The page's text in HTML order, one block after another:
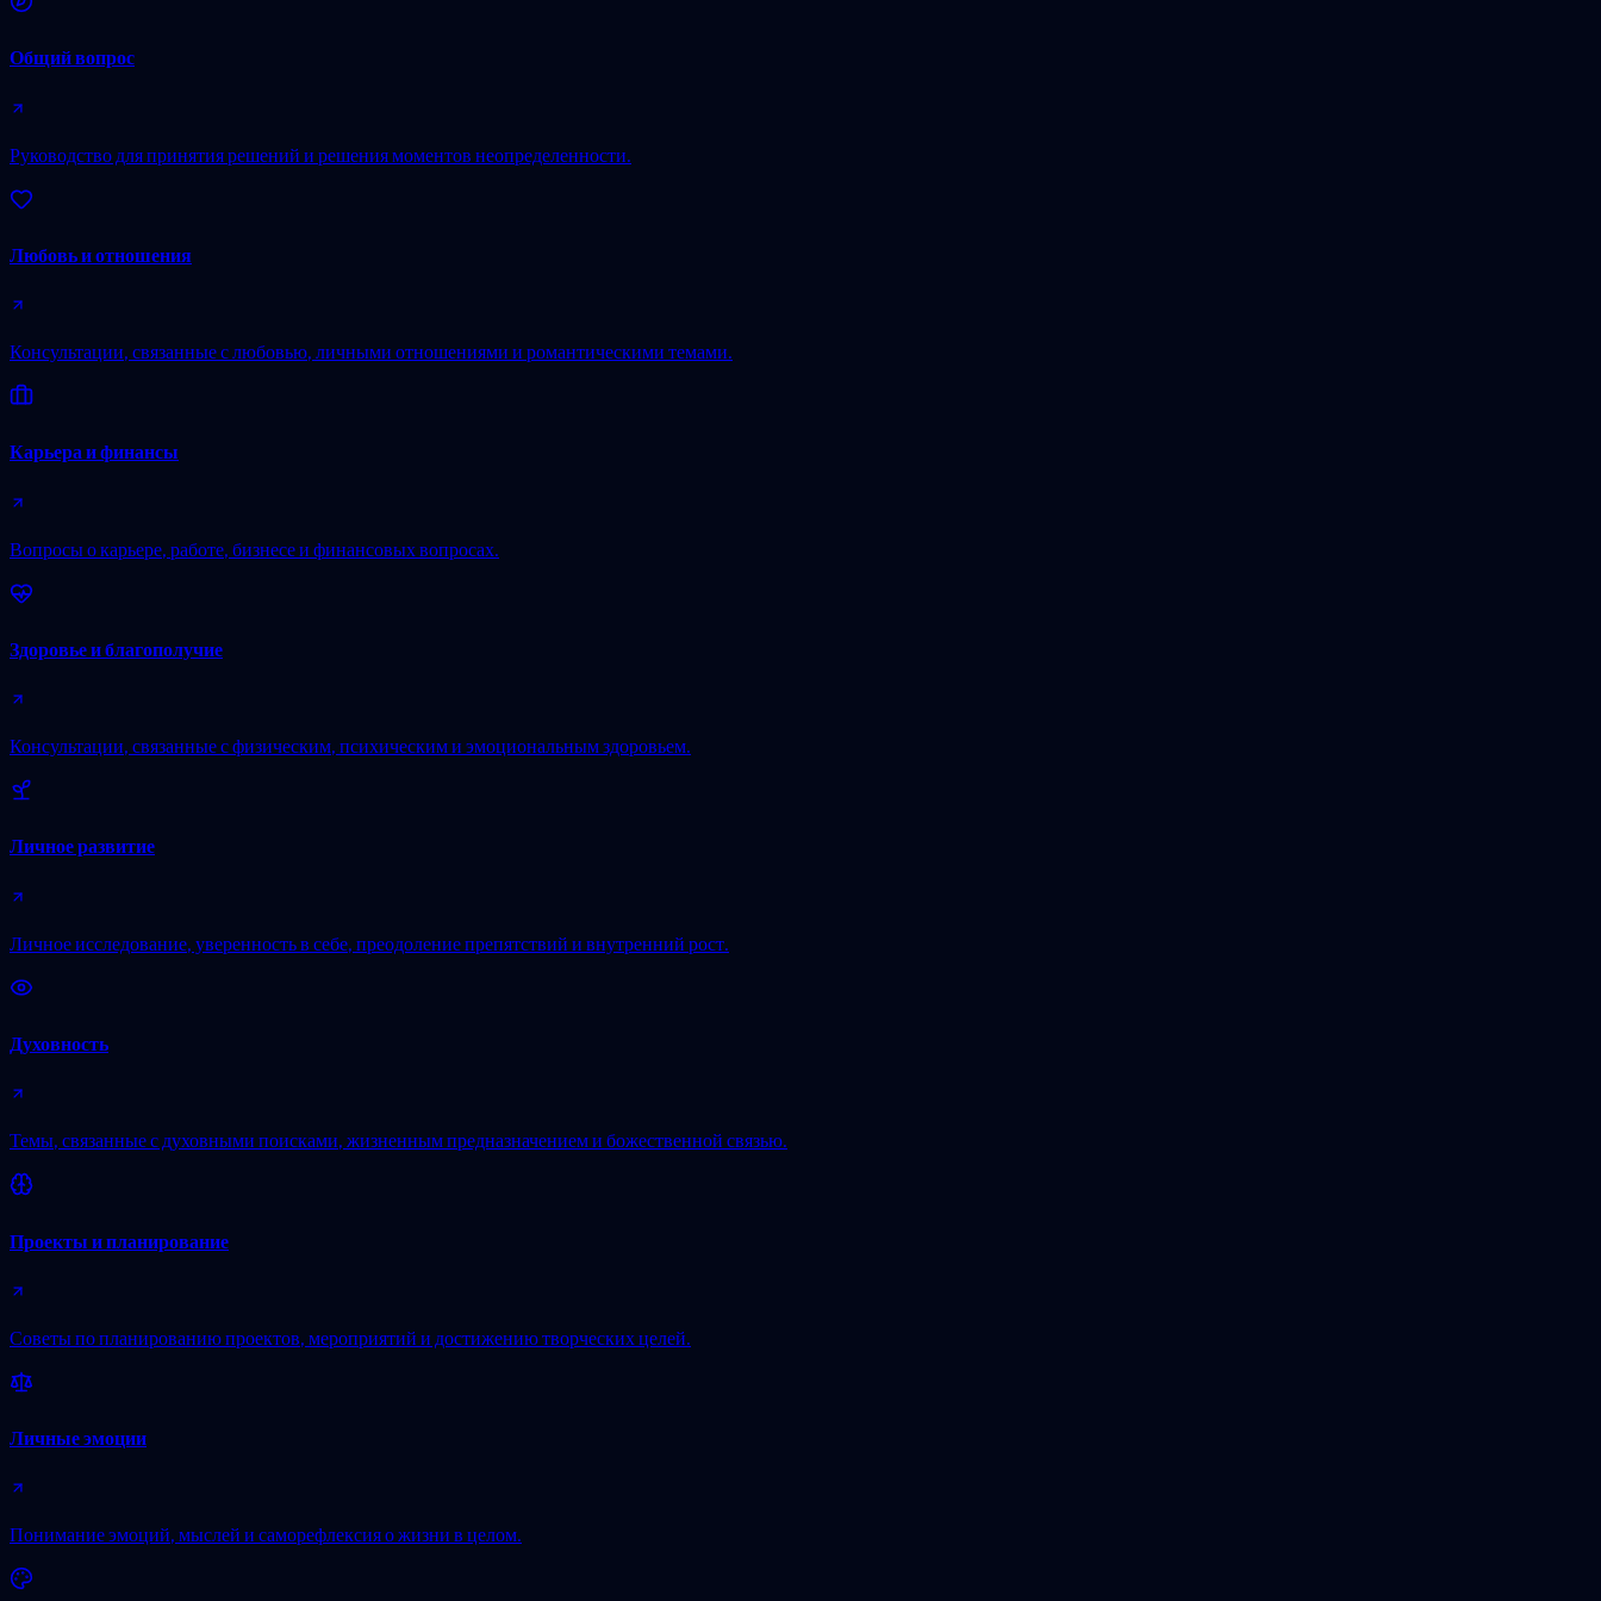
Общий вопрос
Руководство для принятия решений и решения моментов неопределенности.
Любовь и отношения
Консультации, связанные с любовью, личными отношениями и романтическими темами.
Карьера и финансы
Вопросы о карьере, работе, бизнесе и финансовых вопросах.
Здоровье и благополучие
Консультации, связанные с физическим, психическим и эмоциональным здоровьем.
Личное развитие
Личное исследование, уверенность в себе, преодоление препятствий и внутренний рост.
Духовность
Темы, связанные с духовными поисками, жизненным предназначением и божественной связью.
Проекты и планирование
Советы по планированию проектов, мероприятий и достижению творческих целей.
Личные эмоции
Понимание эмоций, мыслей и саморефлексия о жизни в целом.